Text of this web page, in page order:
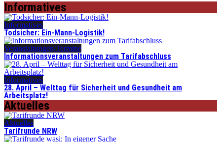
Informatives
Informatives
Todsicher: Ein-Mann-Logistik!
Veranstaltungen/Termine
Informationsveranstaltungen zum Tarifabschluss
Informatives
28. April – Welttag für Sicherheit und Gesundheit am
Arbeitsplatz!
Aktuelles
Aktuelles
Tarifrunde NRW